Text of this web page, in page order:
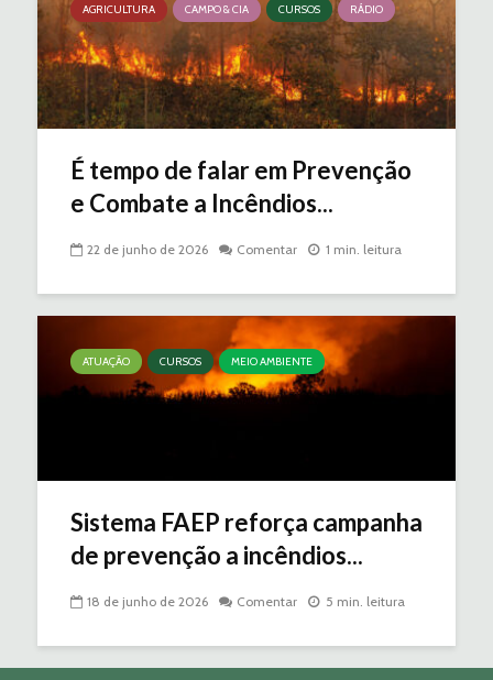
AGRICULTURA CAMPO & CIA CURSOS RÁDIO
É tempo de falar em Prevenção
e Combate a Incêndios...
22 de junho de 2026 Comentar 1 min. leitura
ATUAÇÃO CURSOS MEIO AMBIENTE
Sistema FAEP reforça campanha
de prevenção a incêndios...
18 de junho de 2026 Comentar 5 min. leitura